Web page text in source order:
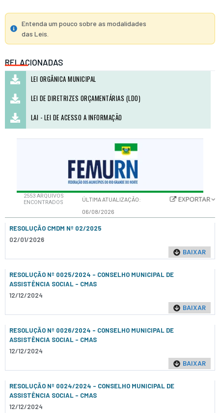
Entenda um pouco sobre as modalidades
das Leis.
RELACIONADAS
LEI ORGÂNICA MUNICIPAL
LEI DE DIRETRIZES ORÇAMENTÁRIAS (LDO)
LAI - LEI DE ACESSO A INFORMAÇÃO
2553ARQUIVOS
ENCONTRADOS
ÚLTIMA ATUALIZAÇÃO:
06/08/2026
RESOLUÇÃO CMDM Nº 02/2025
02/01/2026
BAIXAR
RESOLUÇÃO Nº 0025/2024 - CONSELHO MUNICIPAL DE
ASSISTÊNCIA SOCIAL – CMAS
12/12/2024
BAIXAR
RESOLUÇÃO Nº 0026/2024 - CONSELHO MUNICIPAL DE
ASSISTÊNCIA SOCIAL – CMAS
12/12/2024
BAIXAR
RESOLUÇÃO Nº 0024/2024 - CONSELHO MUNICIPAL DE
ASSISTÊNCIA SOCIAL – CMAS
12/12/2024